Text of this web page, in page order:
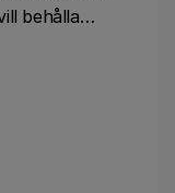
behålla
ni
och hjälpa mig